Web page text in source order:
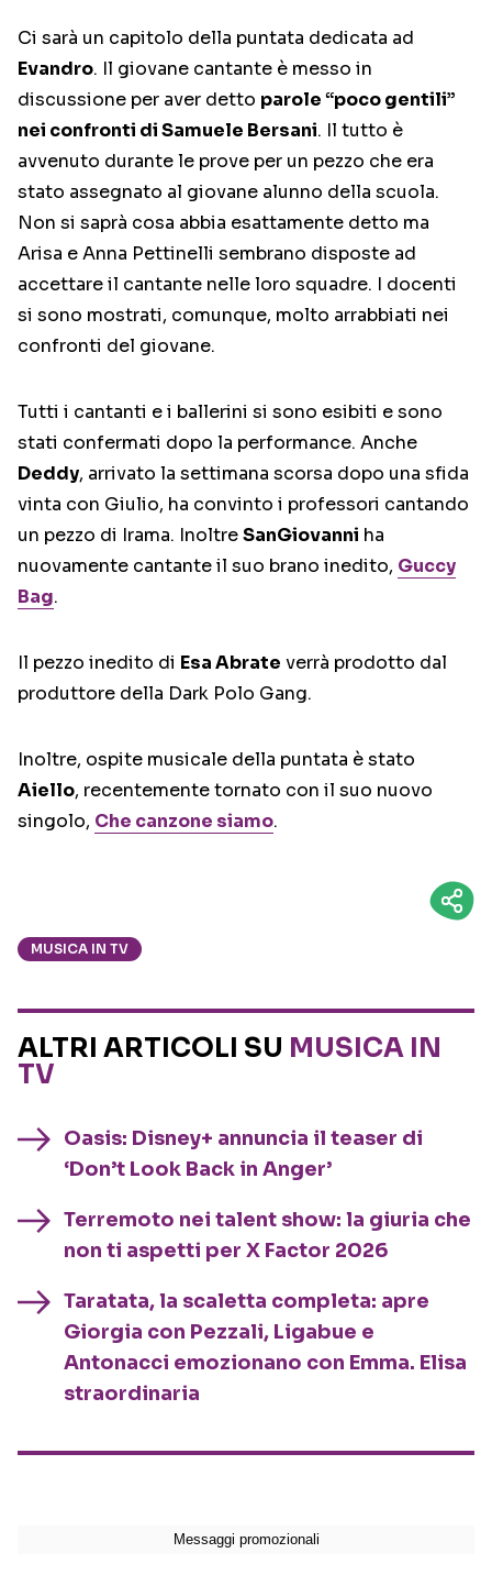
Ci sarà un capitolo della puntata dedicata ad
Evandro. Il giovane cantante è messo in
discussione per aver detto parole “poco gentili”
nei confronti di Samuele Bersani. Il tutto è
avvenuto durante le prove per un pezzo che era
stato assegnato al giovane alunno della scuola.
Non si saprà cosa abbia esattamente detto ma
Arisa e Anna Pettinelli sembrano disposte ad
accettare il cantante nelle loro squadre. I docenti
si sono mostrati, comunque, molto arrabbiati nei
confronti del giovane.
Tutti i cantanti e i ballerini si sono esibiti e sono
stati confermati dopo la performance. Anche
Deddy, arrivato la settimana scorsa dopo una sfida
vinta con Giulio, ha convinto i professori cantando
un pezzo di Irama. InoltreSanGiovanni ha
nuovamente cantante il suo brano inedito, Guccy
Bag.
Il pezzo inedito di Esa Abrate verrà prodotto dal
produttore della Dark Polo Gang.
Inoltre, ospite musicale della puntata è stato
Aiello, recentemente tornato con il suo nuovo
singolo, Che canzone siamo.
MUSICA IN TV
ALTRI ARTICOLI SU MUSICA IN
TV
Oasis: Disney+ annuncia il teaser di
‘Don’t Look Back in Anger’
Terremoto nei talent show: la giuria che
non ti aspetti per X Factor 2026
Taratata, la scaletta completa: apre
Giorgia con Pezzali, Ligabue e
Antonacci emozionano con Emma. Elisa
straordinaria